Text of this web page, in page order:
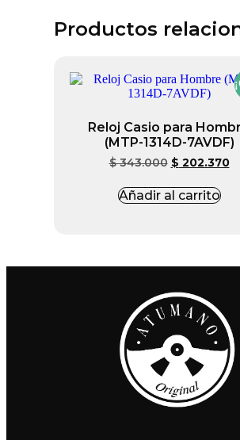
Productos
Reloj Casio para
(MTP-1314D-7AVDF)
$343.000 $ 202.370
Añadir al carrito